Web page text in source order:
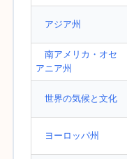
アジア州
南アメリカ・オセ
アニア州
世界の気候と文化
ヨーロッパ州